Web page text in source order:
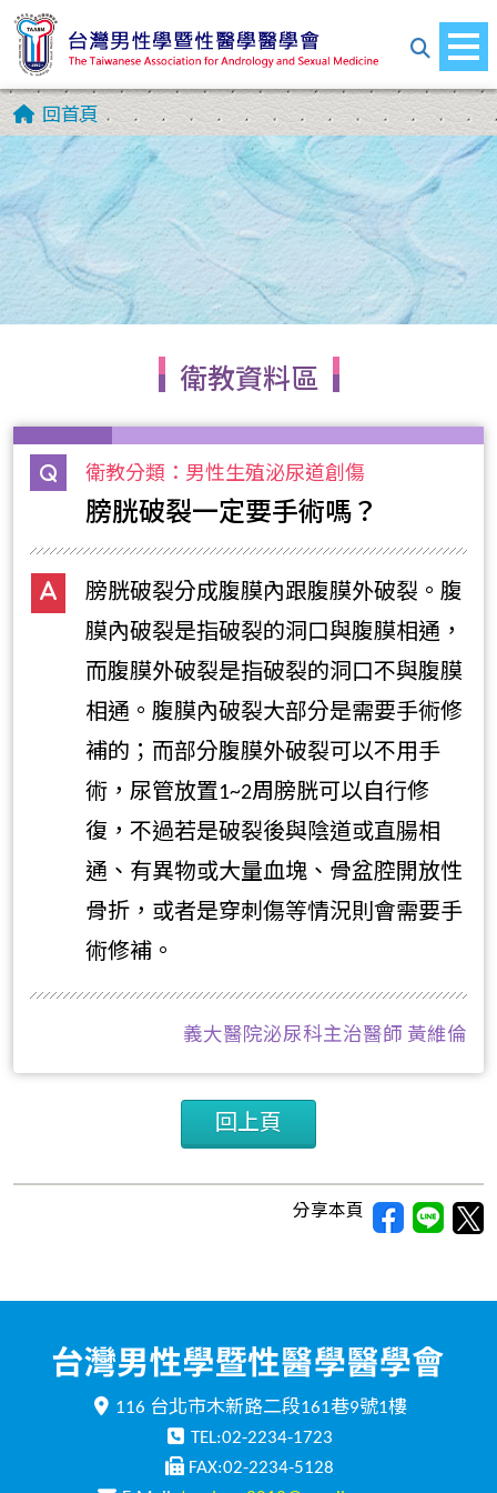
回首頁
衛教資料區
衛教分類：男性生殖泌尿道創傷
膀胱破裂一定要手術嗎？
膀胱破裂分成腹膜內跟腹膜外破裂。腹
膜內破裂是指破裂的洞口與腹膜相通，
而腹膜外破裂是指破裂的洞口不與腹膜
相通。腹膜內破裂大部分是需要手術修
補的；而部分腹膜外破裂可以不用手
術，尿管放置1~2周膀胱可以自行修
復，不過若是破裂後與陰道或直腸相
通、有異物或大量血塊、骨盆腔開放性
骨折，或者是穿刺傷等情況則會需要手
術修補。
義大醫院泌尿科主治醫師 黃維倫
回上頁
分享本頁
116 台北市木新路二段161巷9號1樓
TEL:02-2234-1723
FAX:02-2234-5128